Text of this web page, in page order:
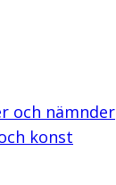
och nämnder
konst